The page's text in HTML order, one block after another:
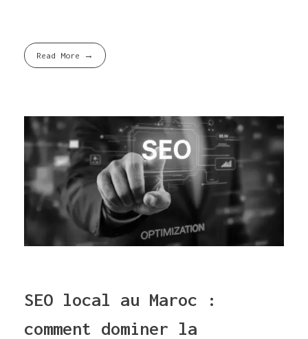
Read More
SEO local au Maroc :
comment dominer la